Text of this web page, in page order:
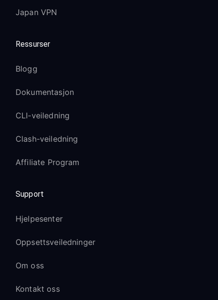
Japan VPN
Ressurser
Blogg
Dokumentasjon
CLI-veiledning
Clash-veiledning
Affiliate Program
Support
Hjelpesenter
Oppsettsveiledninger
Om oss
Kontakt oss